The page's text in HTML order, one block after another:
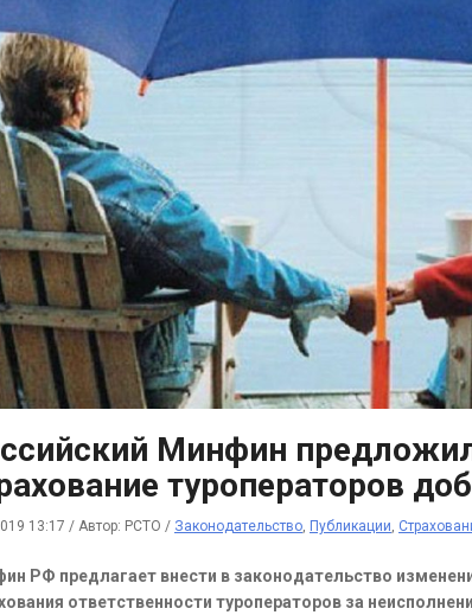
Минфин
туроператоров
13:17 / Автор: РСТО / Законодательство, Публикации,
РФ предлагает внести в законодательство
ответственности туроператоров за